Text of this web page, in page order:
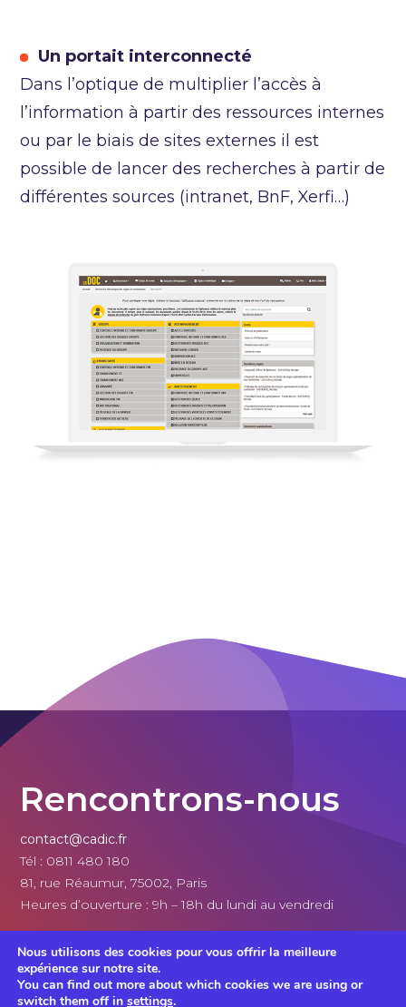
Un portait interconnecté
Dans l’optique de multiplier l’accès à
l’information à partir des ressources internes
ou par le biais de sites externes il est
possible de lancer des recherches à partir de
différentes sources (intranet, BnF, Xerfi…)
Rencontrons-nous
contact@cadic.fr
Tél : 0811 480 180
81, rue Réaumur, 75002, Paris
Heures d’ouverture : 9h – 18h du lundi au vendredi
Mentions légales|CGU|Politique de confidentialité
Nous utilisons des cookies pour vous offrir la meilleure
expérience sur notre site.
You can find out more about which cookies we are using or
switch them off in settings.